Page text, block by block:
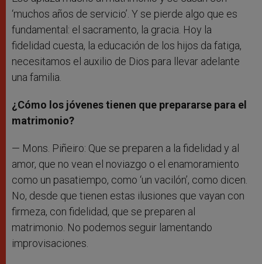
‘muchos años de servicio’. Y se pierde algo que es
fundamental: el sacramento, la gracia. Hoy la
fidelidad cuesta, la educación de los hijos da fatiga,
necesitamos el auxilio de Dios para llevar adelante
una familia.
¿Cómo los jóvenes tienen que prepararse para el
matrimonio?
— Mons. Piñeiro: Que se preparen a la fidelidad y al
amor, que no vean el noviazgo o el enamoramiento
como un pasatiempo, como ‘un vacilón’, como dicen.
No, desde que tienen estas ilusiones que vayan con
firmeza, con fidelidad, que se preparen al
matrimonio. No podemos seguir lamentando
improvisaciones.